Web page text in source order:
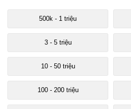
500k - 1 triệu
3 - 5 triệu
10 - 50 triệu
100 - 200 triệu